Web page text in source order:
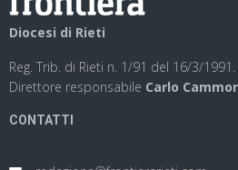
Diocesi di Rieti
Reg. Trib. di Rieti n. 1/91 del 16/3/1991.
Direttore responsabile Carlo
CONTATTI